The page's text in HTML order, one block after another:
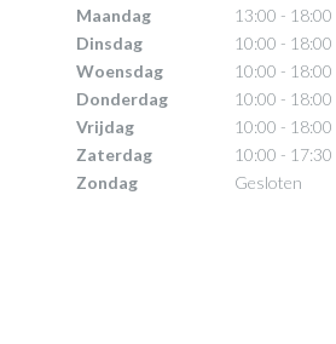
Maandag
13:00 -
Dinsdag
10:00 -
Woensdag
10:00 -
Donderdag
10:00 -
Vrijdag
10:00 -
Zaterdag
10:00 -
Zondag
Gesloten